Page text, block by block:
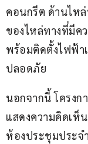
คอนกรีต ด้านไหล่
ของไหล่ทางที่มีค
พร้อมติดตั้งไฟฟ้า
ปลอดภัย
นอกจากนี้ โครงก
แสดงความคิดเห็
ห้องประชุมประ